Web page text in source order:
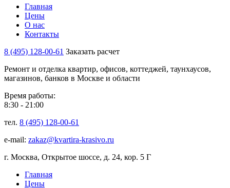
Главная
Цены
О нас
Контакты
8 (495) 128-00-61 Заказать расчет
Ремонт и отделка квартир, офисов, коттеджей, таунхаусов,
магазинов, банков в Москве и области
Время работы:
8:30 - 21:00
тел. 8 (495) 128-00-61
e-mail: zakaz@kvartira-krasivo.ru
г. Москва, Открытое шоссе, д. 24, кор. 5 Г
Главная
Цены